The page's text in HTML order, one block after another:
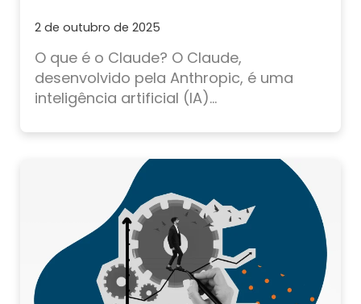
2 de outubro de 2025
O que é o Claude? O Claude,
desenvolvido pela Anthropic, é uma
inteligência artificial (IA)...